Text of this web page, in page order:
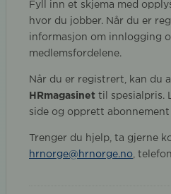
Fyll inn et skjema med
hvor du jobber. Når du er
informasjon om innlogging
medlemsfordelene.
Når du er registrert, kan du
HRmagasinet til spesialpris.
side og opprett abonnement
Trenger du hjelp, ta gjerne
hrnorge@hrnorge.no , telefon